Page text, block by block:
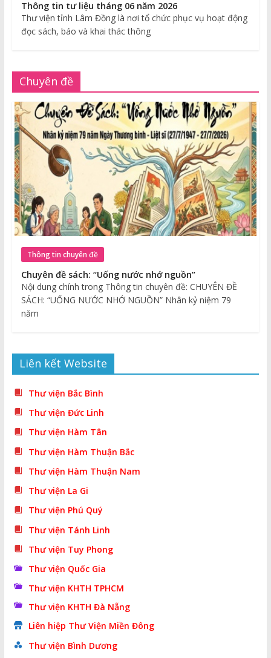
Thông tin tư liệu tháng 06 năm 2026
Thư viện tỉnh Lâm Đồng là nơi tổ chức phục vụ hoạt động
đọc sách, báo và khai thác thông
Chuyên đề
Thông tin chuyên đề
Chuyên đề sách: “Uống nước nhớ nguồn”
Nội dung chính trong Thông tin chuyên đề: CHUYÊN ĐỀ
SÁCH: “UỐNG NƯỚC NHỚ NGUỒN” Nhân kỷ niệm 79
năm
Liên kết Website
Thư viện Bắc Bình
Thư viện Đức Linh
Thư viện Hàm Tân
Thư viện Hàm Thuận Bắc
Thư viện Hàm Thuận Nam
Thư viện La Gi
Thư viện Phú Quý
Thư viện Tánh Linh
Thư viện Tuy Phong
Thư viện Quốc Gia
Thư viện KHTH TPHCM
Thư viện KHTH Đà Nẵng
Liên hiệp Thư Viện Miền Đông
Thư viện Bình Dương